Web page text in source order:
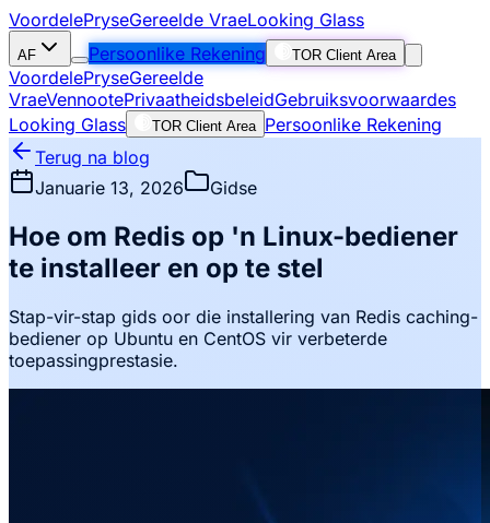
VoordelePryseGereelde VraeLooking Glass
AF Persoonlike Rekening TOR Client Area
VoordelePryseGereelde
VraeVennootePrivaatheidsbeleidGebruiksvoorwaardes
Looking Glass
TOR Client Area Persoonlike Rekening
Terug na blog
Januarie 13, 2026
Gidse
Hoe om Redis op 'n Linux-bediener
te installeer en op te stel
Stap-vir-stap gids oor die installering van Redis caching-
bediener op Ubuntu en CentOS vir verbeterde
toepassingprestasie.